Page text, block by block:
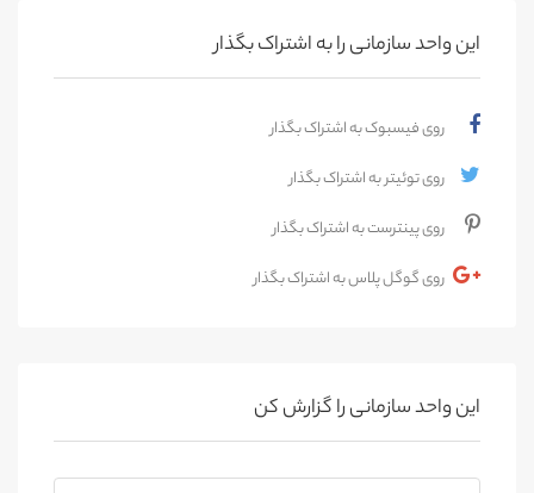
این واحد سازمانی را به اشتراک بگذار
روی فیسبوک به اشتراک بگذار
روی توئیتر به اشتراک بگذار
روی پینترست به اشتراک بگذار
روی گوگل پلاس به اشتراک بگذار
این واحد سازمانی را گزارش کن